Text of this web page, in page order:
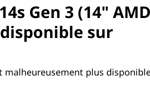
Gen 3 (14"
sur
malheureusement plus